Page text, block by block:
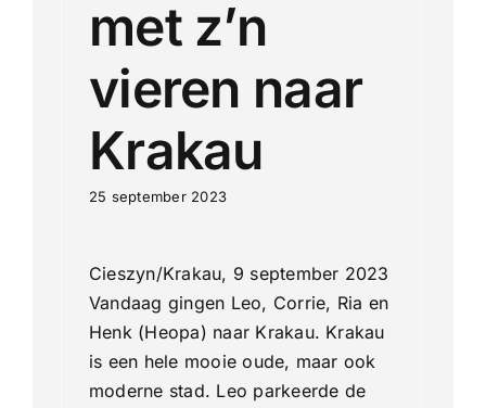
met z’n
vieren naar
Krakau
25 september 2023
Cieszyn/Krakau, 9 september 2023
Vandaag gingen Leo, Corrie, Ria en
Henk (Heopa) naar Krakau. Krakau
is een hele mooie oude, maar ook
moderne stad. Leo parkeerde de